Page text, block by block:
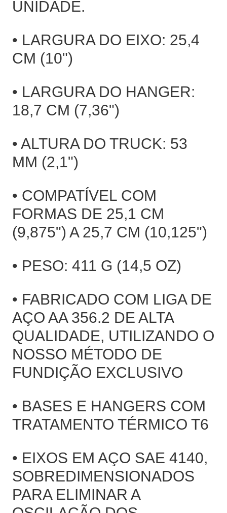
UNIDADE.
• LARGURA DO EIXO: 25,4
CM (10")
• LARGURA DO HANGER:
18,7 CM (7,36")
• ALTURA DO TRUCK: 53
MM (2,1")
• COMPATÍVEL COM
FORMAS DE 25,1 CM
(9,875") A 25,7 CM (10,125")
• PESO: 411 G (14,5 OZ)
• FABRICADO COM LIGA DE
AÇO AA 356.2 DE ALTA
QUALIDADE, UTILIZANDO O
NOSSO MÉTODO DE
FUNDIÇÃO EXCLUSIVO
• BASES E HANGERS COM
TRATAMENTO TÉRMICO T6
• EIXOS EM AÇO SAE 4140,
SOBREDIMENSIONADOS
PARA ELIMINAR A